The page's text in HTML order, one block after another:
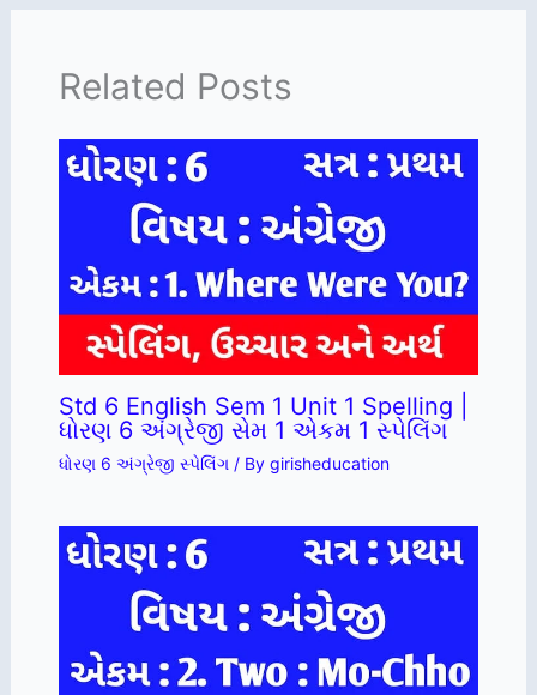
Related Posts
Std 6 English Sem 1 Unit 1 Spelling |
ધોરણ 6 અંગ્રેજી સેમ 1 એકમ 1 સ્પેલિંગ
ધોરણ 6 અંગ્રેજી સ્પેલિંગ / By girisheducation